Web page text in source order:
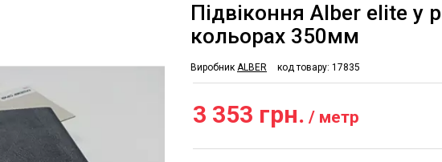
Підвіконня Alber elite у
кольорах 350мм
Виробник ALBER код товару: 17835
3 353 грн. / метр